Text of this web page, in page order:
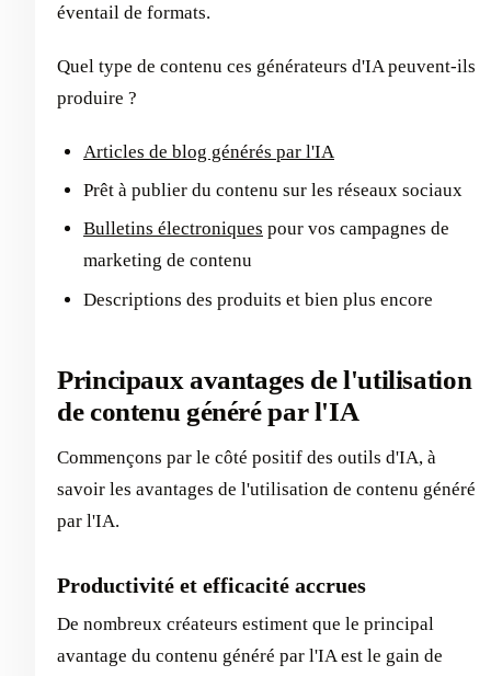
éventail de formats.
Quel type de contenu ces générateurs d'IA peuvent-ils
produire ?
Articles de blog générés par l'IA
Prêt à publier du contenu sur les réseaux sociaux
Bulletins électroniques pour vos campagnes de
marketing de contenu
Descriptions des produits et bien plus encore
Principaux avantages de l'utilisation
de contenu généré par l'IA
Commençons par le côté positif des outils d'IA, à
savoir les avantages de l'utilisation de contenu généré
par l'IA.
Productivité et efficacité accrues
De nombreux créateurs estiment que le principal
avantage du contenu généré par l'IA est le gain de